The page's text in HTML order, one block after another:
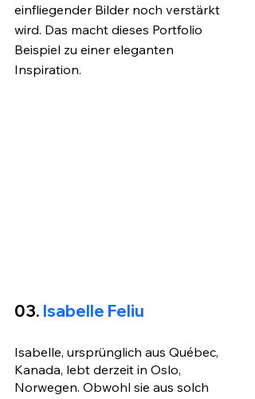
einfliegender Bilder noch verstärkt
wird. Das macht dieses Portfolio
Beispiel zu einer eleganten
Inspiration.
03. Isabelle Feliu
Isabelle, ursprünglich aus Québec,
Kanada, lebt derzeit in Oslo,
Norwegen. Obwohl sie aus solch